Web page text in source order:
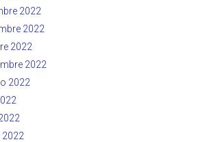
2022
2022
2022
2022
2022